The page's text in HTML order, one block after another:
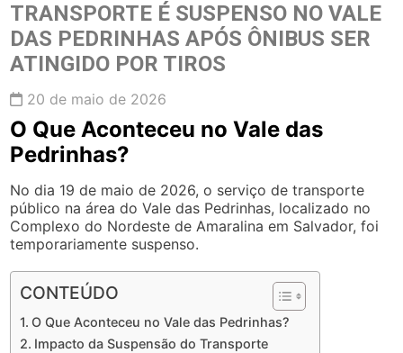
TRANSPORTE É SUSPENSO NO VALE
DAS PEDRINHAS APÓS ÔNIBUS SER
ATINGIDO POR TIROS
20 de maio de 2026
O Que Aconteceu no Vale das
Pedrinhas?
No dia 19 de maio de 2026, o serviço de transporte
público na área do Vale das Pedrinhas, localizado no
Complexo do Nordeste de Amaralina em Salvador, foi
temporariamente suspenso.
CONTEÚDO
O Que Aconteceu no Vale das Pedrinhas?
Impacto da Suspensão do Transporte